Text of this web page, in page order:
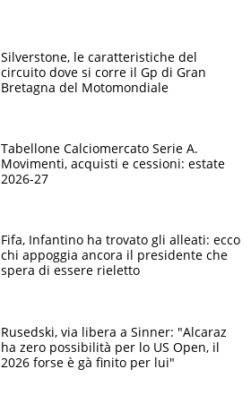
Silverstone, le caratteristiche del
circuito dove si corre il Gp di Gran
Bretagna del Motomondiale
Tabellone Calciomercato Serie A.
Movimenti, acquisti e cessioni: estate
2026-27
Fifa, Infantino ha trovato gli alleati: ecco
chi appoggia ancora il presidente che
spera di essere rieletto
Rusedski, via libera a Sinner: "Alcaraz
ha zero possibilità per lo US Open, il
2026 forse è gà finito per lui"